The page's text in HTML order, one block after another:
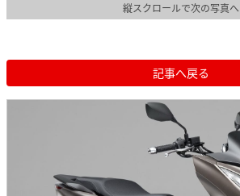
縦スクロールで次の写真へ
記事へ戻る